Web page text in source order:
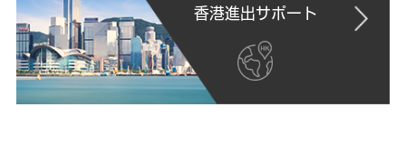
香港進出サポート